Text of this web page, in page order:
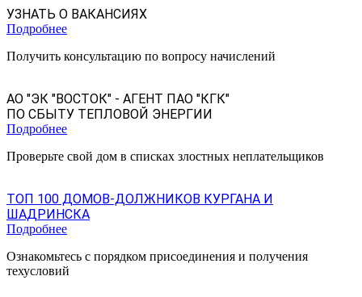
УЗНАТЬ О ВАКАНСИЯХ
Подробнее
Получить консультацию по вопросу начислений
АО "ЭК "ВОСТОК" - АГЕНТ ПАО "КГК"
ПО СБЫТУ ТЕПЛОВОЙ ЭНЕРГИИ
Подробнее
Проверьте свой дом в списках злостных неплательщиков
ТОП 100 ДОМОВ-ДОЛЖНИКОВ КУРГАНА И
ШАДРИНСКА
Подробнее
Ознакомьтесь с порядком присоединения и получения
техусловий